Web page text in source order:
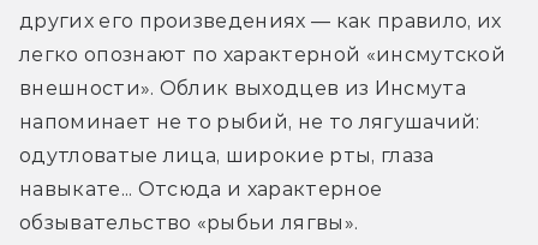
других его произведениях — как правило, их
легко опознают по характерной «инсмутской
внешности». Облик выходцев из Инсмута
напоминает не то рыбий, не то лягушачий:
одутловатые лица, широкие рты, глаза
навыкате... Отсюда и характерное
обзывательство «рыбьи лягвы».